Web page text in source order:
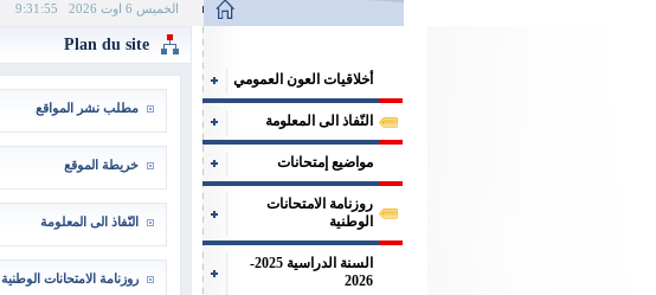
الخميس 6 اوت 2026 9:31:56
أخلاقيات العون العمومي
النّفاذ الى المعلومة
مواضيع إمتحانات
روزنامة الامتحانات
الوطنية
السنة الدراسية 2025-
2026
Plan du site
مطلب نشر المواقع
خريطة الموقع
النّفاذ الى المعلومة
روزنامة الامتحانات الوطنية